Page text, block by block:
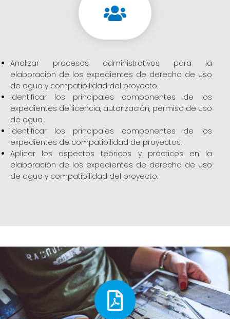
Analizar procesos administrativos para la
elaboración de los expedientes de derecho de uso
de agua y compatibilidad del proyecto.
Identificar los principales componentes de los
expedientes de licencia, autorización, permiso de uso
de agua.
Identificar los principales componentes de los
expedientes de compatibilidad de proyectos.
Aplicar los aspectos teóricos y prácticos en la
elaboración de los expedientes de derecho de uso
de agua y compatibilidad del proyecto.